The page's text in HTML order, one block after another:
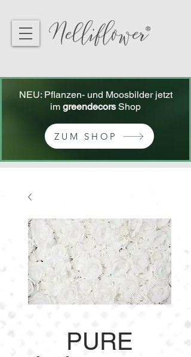
NEU: Pflanzen- und Moosbilder jetzt
im greendecors Shop
ZUM SHOP
PURE